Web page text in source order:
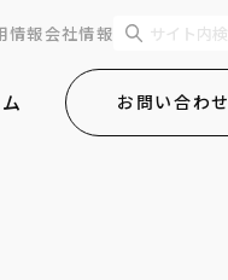
情報会社情報
お問い合わせ